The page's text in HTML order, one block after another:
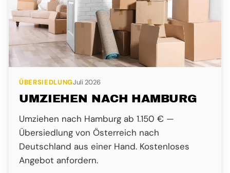
ÜBERSIEDLUNGJuli 2026
UMZIEHEN NACH HAMBURG
Umziehen nach Hamburg ab 1.150 € —
Übersiedlung von Österreich nach
Deutschland aus einer Hand. Kostenloses
Angebot anfordern.